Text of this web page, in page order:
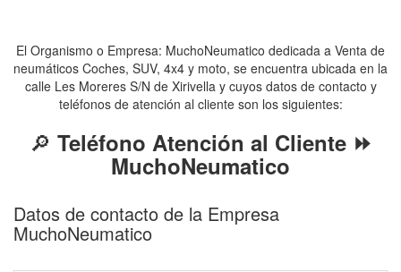
El Organismo o Empresa: MuchoNeumatico dedicada a Venta de
neumáticos Coches, SUV, 4x4 y moto, se encuentra ubicada en la
calle Les Moreres S/N de Xirivella y cuyos datos de contacto y
teléfonos de atención al cliente son los siguientes:
🔎 Teléfono Atención al Cliente ⏩
MuchoNeumatico
Datos de contacto de la Empresa
MuchoNeumatico